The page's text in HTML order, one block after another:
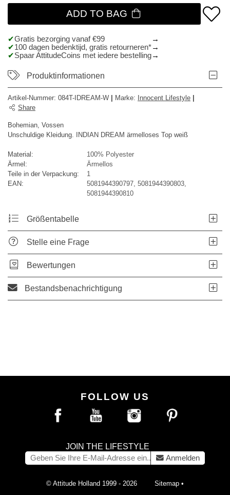
ADD TO BAG
Gratis bezorging vanaf €99
100 dagen bedenktijd, gratis retourneren*
Spaar AttitudeCoins met iedere bestelling
Produktinformationen
Artikel-Nummer: 084T-IDREAM-W Marke: Innocent Lifestyle
Share
Bohemian, Vossen
Unschuldige Kleidung. INDIAN DREAM ärmelloses Top weiß
Material:
100% Polyester
Ärmel:
Ärmellos
Teile in der Verpackung:
1
EAN:
5081944390797, 5081944390803,
5081944390810
Größentabelle
Stelle eine Frage
Bewertungen
Bestandsbenachrichtigung
FOLLOW US
JOIN THE LIFESTYLE
Anmelden
© Attitude Holland 1999 - 2026 Sitemap •